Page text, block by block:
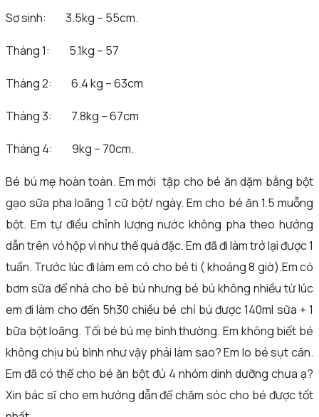
Sơ sinh: 3.5kg – 55cm.
Tháng 1: 5.1kg – 57
Tháng 2: 6.4 kg – 63cm
Tháng 3: 7.8kg – 67cm
Tháng 4: 9kg – 70cm.
Bé bú mẹ hoàn toàn. Em mới tập cho bé ăn dặm bằng bột
gạo sữa pha loãng 1 cữ bột/ ngày. Em cho bé ăn 1.5 muỗng
bột. Em tự điều chỉnh lượng nước không pha theo hướng
dẫn trên vỏ hộp vì như thế quá đặc. Em đã đi làm trở lại được 1
tuần. Trước lúc đi làm em có cho bé ti ( khoảng 8 giờ).Em có
bơm sữa để nhà cho bé bú nhưng bé bú không nhiều từ lúc
em đi làm cho đến 5h30 chiều bé chỉ bú được 140ml sữa + 1
bữa bột loãng. Tối bé bú mẹ bình thường. Em không biết bé
không chịu bú bình như vậy phải làm sao? Em lo bé sụt cân.
Em đã có thể cho bé ăn bột đủ 4 nhóm dinh dưỡng chưa ạ?
Xin bác sĩ cho em hướng dẫn để chăm sóc cho bé được tốt